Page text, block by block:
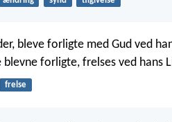
bleve forligte med Gud ved
forligte, frelses ved hans
frelse